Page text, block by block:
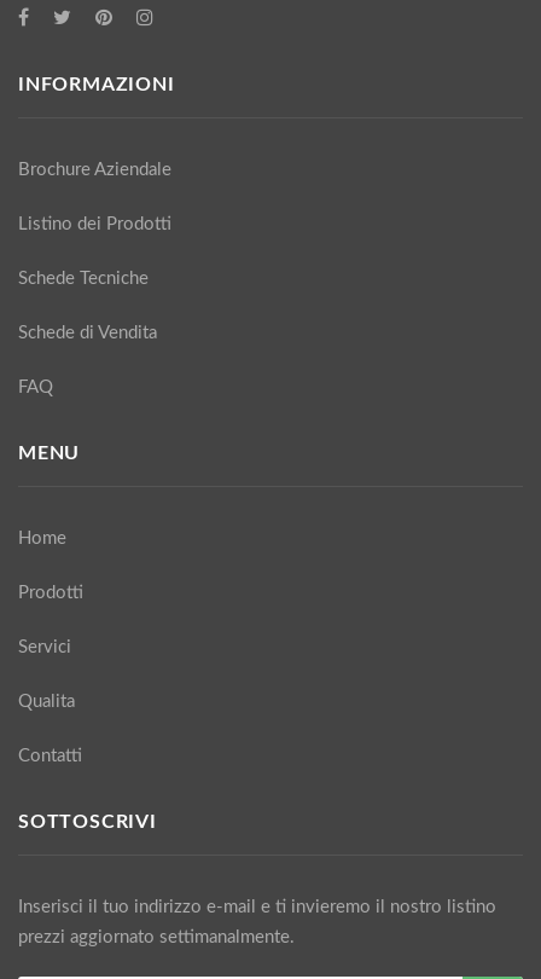
INFORMAZIONI
Brochure Aziendale
Listino dei Prodotti
Schede Tecniche
Schede di Vendita
FAQ
MENU
Home
Prodotti
Servici
Qualita
Contatti
SOTTOSCRIVI
Inserisci il tuo indirizzo e-mail e ti invieremo il nostro listino
prezzi aggiornato settimanalmente.